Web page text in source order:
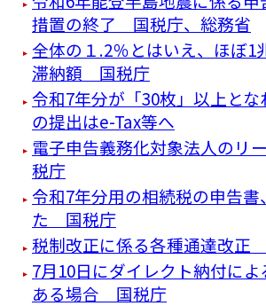
措置の終了 国税庁、総務省
全体の１.2％とはいえ、ほぼ1
滞納額 国税庁
令和7年分が「30枚」以上と
の提出はe-Tax等へ
電子申告義務化対象法人のリ
税庁
令和7年分用の相続税の申告書
た 国税庁
税制改正に係る各種通達改正
7月10日にダイレクト納付に
ある場合 国税庁